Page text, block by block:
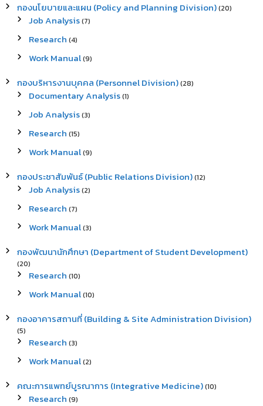
กองนโยบายและแผน (Policy and Planning Division)(20)
Job Analysis(7)
Research (4)
Work Manual(9)
กองบริหารงานบุคคล (Personnel Division)(28)
Documentary Analysis(1)
Job Analysis(3)
Research (15)
Work Manual(9)
กองประชาสัมพันธ์ (Public Relations Division)(12)
Job Analysis(2)
Research (7)
Work Manual(3)
กองพัฒนานักศึกษา (Department of Student Development)
(20)
Research (10)
Work Manual(10)
กองอาคารสถานที่ (Building & Site Administration Division)
(5)
Research (3)
Work Manual(2)
คณะการแพทย์บูรณาการ (Integrative Medicine)(10)
Research (9)